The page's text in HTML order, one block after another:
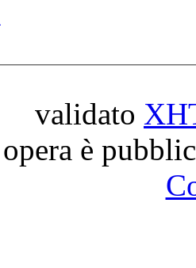
validato
è